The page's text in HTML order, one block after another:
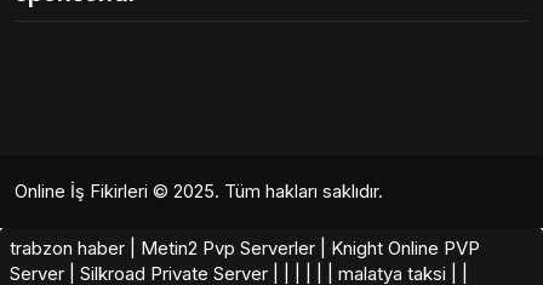
Online İş Fikirleri © 2025. Tüm hakları saklıdır.
trabzon haber Metin2 Pvp Serverler
Knight Online PVP
Server
Silkroad Private Server​ malatya taksi